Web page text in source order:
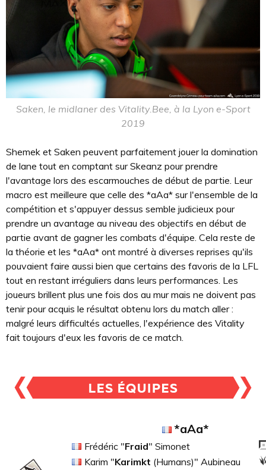
Saken, le midlaner des Vitality.Bee, à la Lyon e-Sport
2019
Shemek et Saken peuvent parfaitement jouer la domination
de lane tout en comptant sur Skeanz pour prendre
l'avantage lors des escarmouches de début de partie. Leur
macro est meilleure que celle des *aAa* sur l'ensemble de la
compétition et s'appuyer dessus semble judicieux pour
prendre un avantage au niveau des objectifs en début de
partie avant de gagner les combats d'équipe. Cela reste de
la théorie et les *aAa* ont montré à diverses reprises qu'ils
pouvaient faire aussi bien que certains des favoris de la LFL
tout en restant irréguliers dans leurs performances. Les
joueurs brillent plus une fois dos au mur mais ne doivent pas
tenir pour acquis le résultat obtenu lors du match aller :
malgré leurs difficultés actuelles, l'expérience des Vitality
fait toujours d'eux les favoris de ce match.
*aAa*
Frédéric "Fraid" Simonet
Karim "Karimkt (Humans)" Aubineau